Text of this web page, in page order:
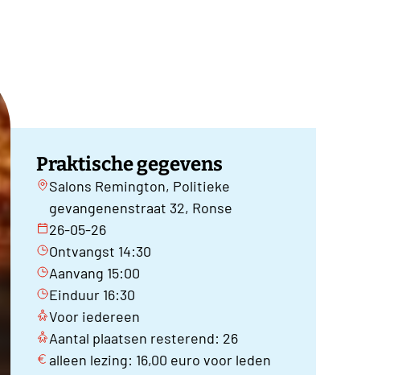
Praktische gegevens
Salons Remington, Politieke
gevangenenstraat 32, Ronse
26-05-26
Ontvangst 14:30
Aanvang 15:00
Einduur 16:30
Voor iedereen
Aantal plaatsen resterend: 26
alleen lezing: 16,00 euro voor leden